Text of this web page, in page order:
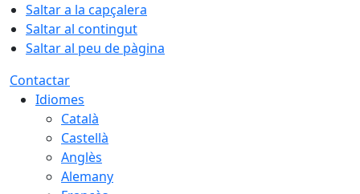
Saltar a la capçalera
Saltar al contingut
Saltar al peu de pàgina
Contactar
Idiomes
Català
Castellà
Anglès
Alemany